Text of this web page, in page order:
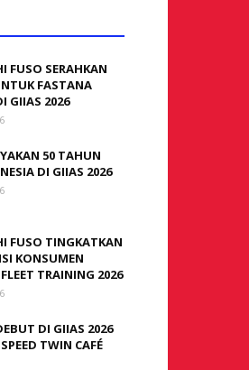
FUSO SERAHKAN
FASTANA
GIIAS 2026
50 TAHUN
DI GIIAS 2026
FUSO TINGKATKAN
KONSUMEN
TRAINING 2026
DI GIIAS 2026
TWIN CAFÉ